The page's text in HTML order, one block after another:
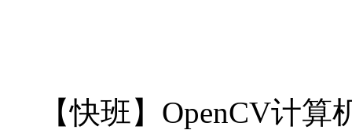
【快班】OpenCV计